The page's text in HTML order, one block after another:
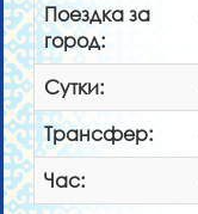
Поездка за
город:
Сутки:
Трансфер:
Час: